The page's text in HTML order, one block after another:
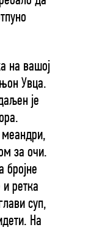
на вашој
Увца.
је
за очи.
бројне
и ретка
суп,
На